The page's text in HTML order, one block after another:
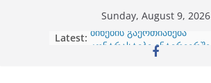
Sunday, August 9, 2026
Latest: ბინების გაერთიანება
კონტრასტები ინტერიერში